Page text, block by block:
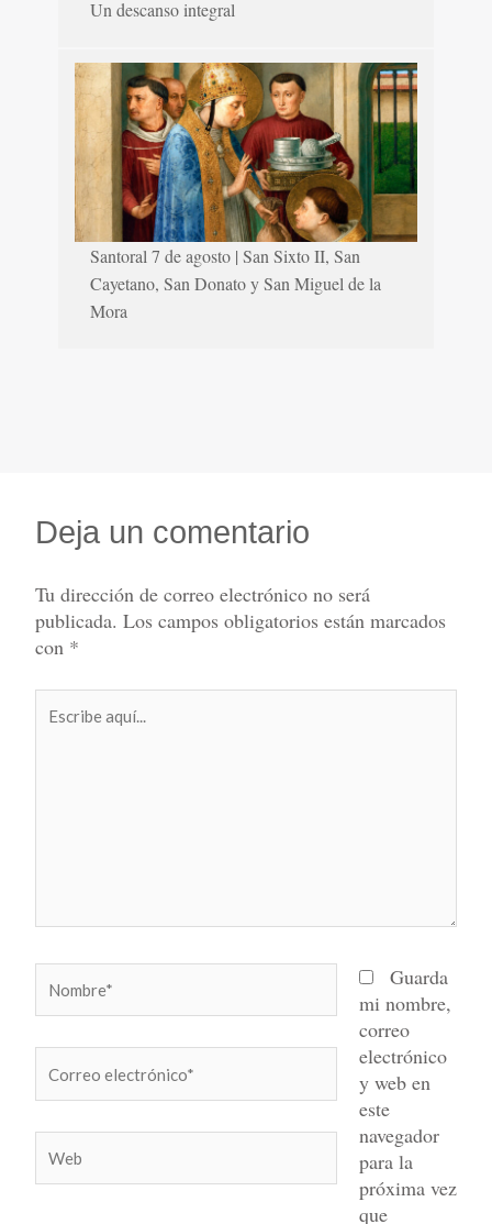
Un descanso integral
Santoral 7 de agosto | San Sixto II, San
Cayetano, San Donato y San Miguel de la
Mora
Deja un comentario
Tu dirección de correo electrónico no será
publicada. Los campos obligatorios están marcados
con *
aquí...
electrónico*
Guarda
mi nombre,
correo
electrónico
y web en
este
navegador
para la
próxima vez
que